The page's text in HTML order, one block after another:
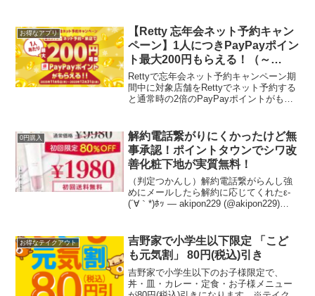
100円~500円割引きチャンスは...
お得なアプリ
【Retty 忘年会ネット予約キャン
ペーン】1人につきPayPayポイン
ト最大200円もらえる！（～
12/31）
Rettyで忘年会ネット予約キャンペーン期
間中に対象店舗をRettyでネット予約する
と通常時の2倍のPayPayポイントがもら
人当たり100円相当アプリからの...
0円購入
解約電話繋がりにくかったけど無
事承認！ポイントタウンでシワ改
善化粧下地が実質無料！
（判定つかんし）解約電話繋がらんし強
めにメールしたら解約に応じてくれたε-
(´∀｀*)ﾎｯ — akipon229 (@akipon229)
なり承認されて...
お得なテイクアウト
吉野家で小学生以下限定 「こど
も元気割」 80円(税込)引き
吉野家で小学生以下のお子様限定で、
丼・皿・カレー・定食・お子様メニュー